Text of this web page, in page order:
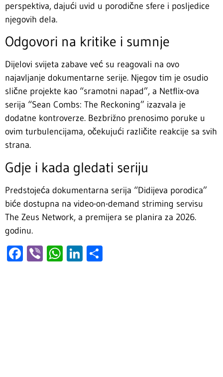
perspektiva, dajući uvid u porodične sfere i posljedice
njegovih dela.
Odgovori na kritike i sumnje
Dijelovi svijeta zabave već su reagovali na ovo
najavljanje dokumentarne serije. Njegov tim je osudio
slične projekte kao “sramotni napad”, a Netflix-ova
serija “Sean Combs: The Reckoning” izazvala je
dodatne kontroverze. Bezbrižno prenosimo poruke u
ovim turbulencijama, očekujući različite reakcije sa svih
strana.
Gdje i kada gledati seriju
Predstojeća dokumentarna serija “Didijeva porodica”
biće dostupna na video-on-demand striming servisu
The Zeus Network, a premijera se planira za 2026.
godinu.
Facebook
ViberWhatsApp
LinkedIn